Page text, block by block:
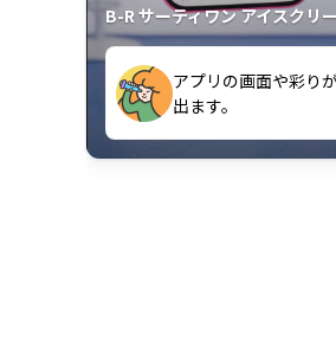
B-R サーティワン アイスクリ
アプリの画面や彩り
出ます。
クラスごとに特典が
が楽しいです。